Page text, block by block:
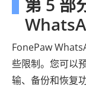
第 5 部
FonePaw
些限制。您可以
输、备份和恢复